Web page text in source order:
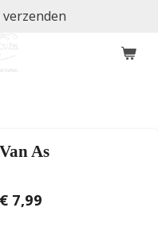
Van As
€ 7,99